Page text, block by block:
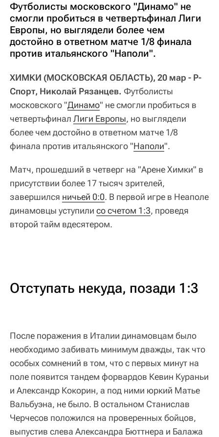
Футболисты московского "Динамо" не
смогли пробиться в четвертьфинал Лиги
Европы, но выглядели более чем
достойно в ответном матче 1/8 финала
против итальянского "Наполи".
ХИМКИ (МОСКОВСКАЯ ОБЛАСТЬ), 20 мар - Р-
Спорт, Николай Рязанцев. Футболисты
московского "Динамо" не смогли пробиться в
четвертьфинал Лиги Европы, но выглядели
более чем достойно в ответном матче 1/8
финала против итальянского "Наполи".
Матч, прошедший в четверг на "Арене Химки" в
присутствии более 17 тысяч зрителей,
завершился ничьей 0:0. В первой игре в Неаполе
динамовцы уступили со счетом 1:3, проведя
второй тайм вдесятером.
Отступать некуда, позади 1:3
После поражения в Италии динамовцам было
необходимо забивать минимум дважды, так что
особых сомнений в том, что с первых минут на
поле появится тандем форвардов Кевин Кураньи
и Александр Кокорин, а под ними юркий Матье
Вальбуэна, не было. В остальном Станислав
Черчесов положился на проверенных бойцов,
выпустив слева Александра Бюттнера и Балажа